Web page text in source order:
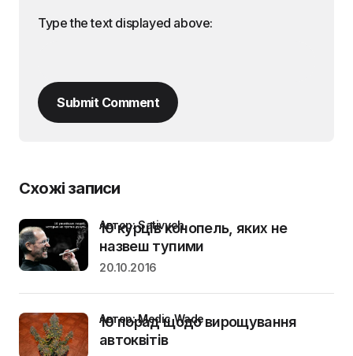
Type the text displayed above:
Submit Comment
Схожі записи
10 курців конопель, яких не
назвеш тупими
Автор: Sativych
20.10.2016
10 порад щодо вирощування
автоквітів
Автор: Medic Wade